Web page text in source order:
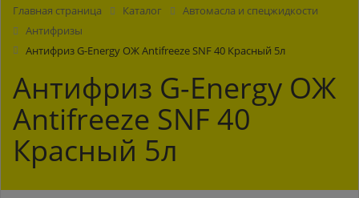
Главная страница Каталог
Автомасла и спецжидкости
Антифризы
Антифриз G-Energy ОЖ Antifreeze SNF 40 Красный 5л
Антифриз G-Energy ОЖ
Antifreeze SNF 40
Красный 5л